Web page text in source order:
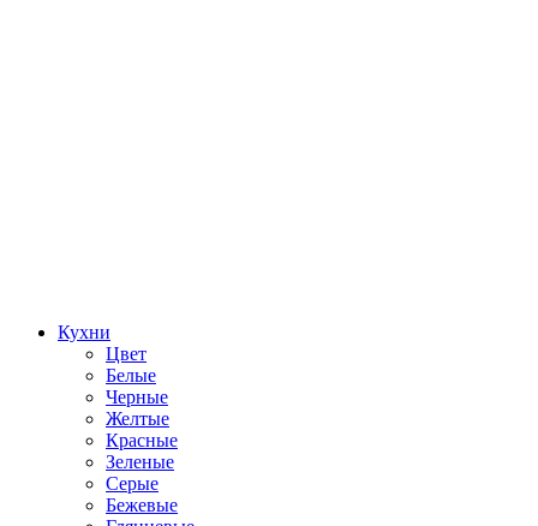
Кухни
Цвет
Белые
Черные
Желтые
Красные
Зеленые
Серые
Бежевые